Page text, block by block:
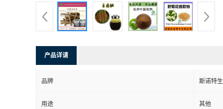
产品详请
品牌 斯诺特
用途 其他